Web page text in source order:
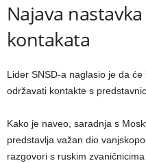
Najava
kontakata
Lider SNSD-a naglasio je da
održavati kontakte s
Kako je naveo, saradnja s
predstavlja važan dio
razgovori s ruskim